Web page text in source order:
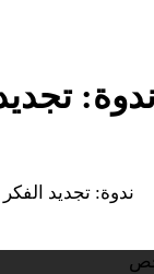
ندوة: تجديد